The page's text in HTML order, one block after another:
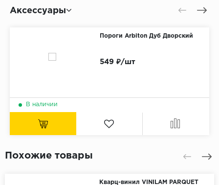
Аксессуары
Пороги Arbiton Дуб Дворский
549 ₽/шт
В наличии
Похожие товары
Кварц-винил VINILAM PARQUET